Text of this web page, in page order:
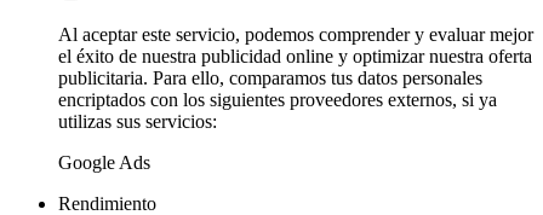
Al aceptar este servicio, podemos comprender y evaluar mejor
el éxito de nuestra publicidad online y optimizar nuestra oferta
publicitaria. Para ello, comparamos tus datos personales
encriptados con los siguientes proveedores externos, si ya
utilizas sus servicios:
Google Ads
Rendimiento